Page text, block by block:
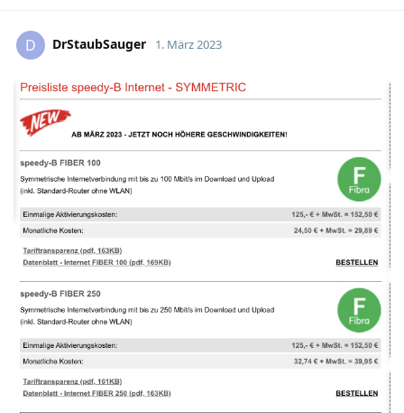
D DrStaubSauger 1. März 2023